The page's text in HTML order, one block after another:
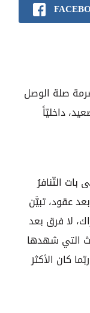
صلة الوصل
داخليّاً
بات التّنافرُ
عقود، تبيَّن
لا فرق بعد
التي شهدها
كان الأكثرَ